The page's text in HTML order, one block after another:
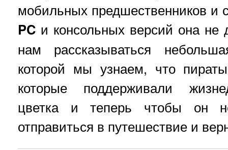
мобильных предшественников и
PC и консольных версий она не
нам рассказываться
которой мы узнаем, что
которые поддерживали
цветка и теперь чтобы он
отправиться в путешествие и